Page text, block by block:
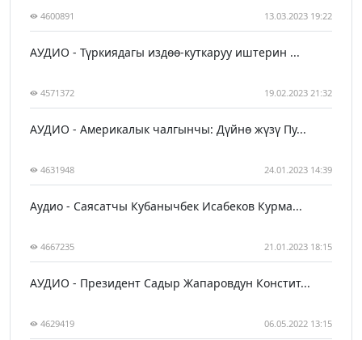
4600891 13.03.2023 19:22
АУДИО - Түркиядагы издөө-куткаруу иштерин ...
4571372 19.02.2023 21:32
АУДИО - Америкалык чалгынчы: Дүйнө жүзү Пу...
4631948 24.01.2023 14:39
Аудио - Саясатчы Кубанычбек Исабеков Курма...
4667235 21.01.2023 18:15
АУДИО - Президент Садыр Жапаровдун Констит...
4629419 06.05.2022 13:15